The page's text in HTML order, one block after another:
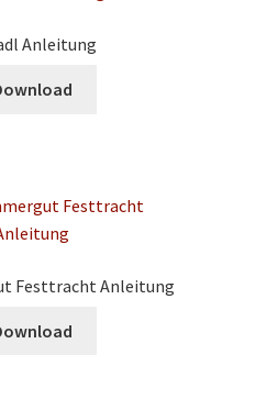
Anleitung
Festtracht Anleitung